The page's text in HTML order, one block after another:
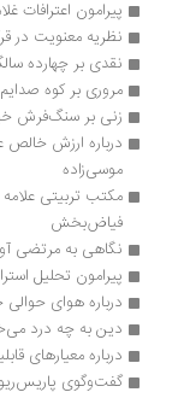
پیرامون اعترافات غلامان |
نظریه معنویت در قرآن
نقدی بر چهارده سالگی
مروری بر کوه صدایم را
زنی بر سنگ‌فرش خیس
موسی‌زاده
فیاض‌بخش
نگاهی به مرتضی آوینی
پیرامون تحلیل استراتژی
درباره هوای حوالی حوّا |
دین به چه درد می‌خورد؟!
درباره معیارهای قابلیت
گفت‌وگوی پاریس‌ریویو با